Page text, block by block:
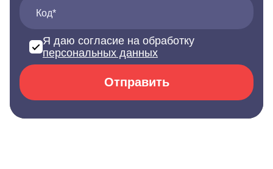
Код*
Я даю согласие на обработку
персональных данных
Отправить